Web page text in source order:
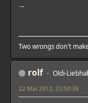
--
Two wrongs don't
rolf Oldi-
22 Mai 2012, 23:50:38